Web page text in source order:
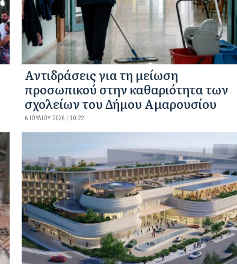
Αντιδράσεις για τη μείωση
προσωπικού στην καθαριότητα των
σχολείων του Δήμου Αμαρουσίου
6 ΙΟΥΛΊΟΥ 2026 | 10:22